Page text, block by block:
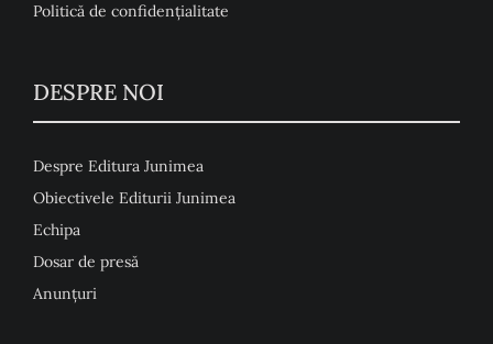
Politică de confidențialitate
DESPRE NOI
Despre Editura Junimea
Obiectivele Editurii Junimea
Echipa
Dosar de presă
Anunţuri